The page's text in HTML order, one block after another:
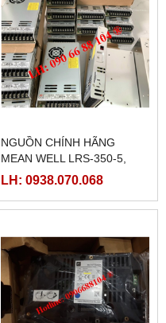
NGUỒN CHÍNH HÃNG
MEAN WELL LRS-350-5,
LRS-350-12, LRS-350-24,
LH: 0938.070.068